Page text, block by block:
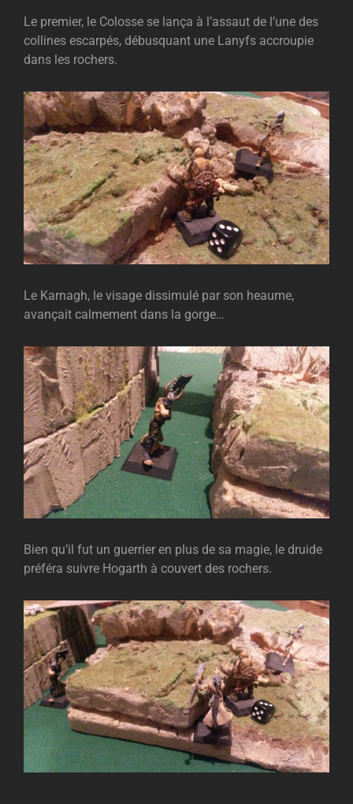
Le premier, le Colosse se lança à l’assaut de l’une des
collines escarpés, débusquant une Lanyfs accroupie
dans les rochers.
Le Karnagh, le visage dissimulé par son heaume,
avançait calmement dans la gorge…
Bien qu’il fut un guerrier en plus de sa magie, le druide
préféra suivre Hogarth à couvert des rochers.